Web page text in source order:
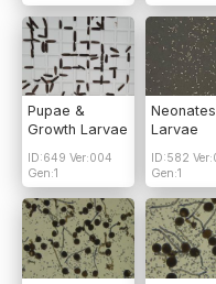
Pupae &
Growth Larvae
ID:649 Ver:004
Gen:1
Neonates
Larvae
ID:582
Gen:1